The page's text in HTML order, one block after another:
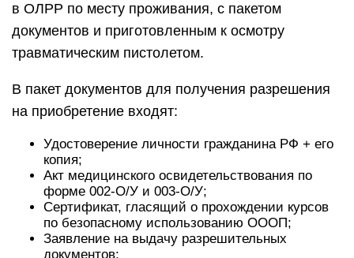
в ОЛРР по месту проживания, с пакетом
документов и приготовленным к осмотру
травматическим пистолетом.
В пакет документов для получения разрешения
на приобретение входят:
Удостоверение личности гражданина РФ + его
копия;
Акт медицинского освидетельствования по
форме 002-О/У и 003-О/У;
Сертификат, гласящий о прохождении курсов
по безопасному использованию ОООП;
Заявление на выдачу разрешительных
документов;